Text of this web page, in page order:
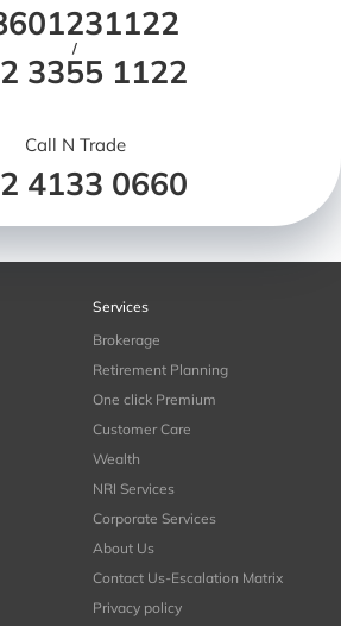
/
3355 1122
Call N Trade
4133 0660
Services
Brokerage
Retirement Planning
One click Premium
Customer Care
Wealth
NRI Services
Corporate Services
About Us
Contact Us-Escalation Matrix
Privacy policy